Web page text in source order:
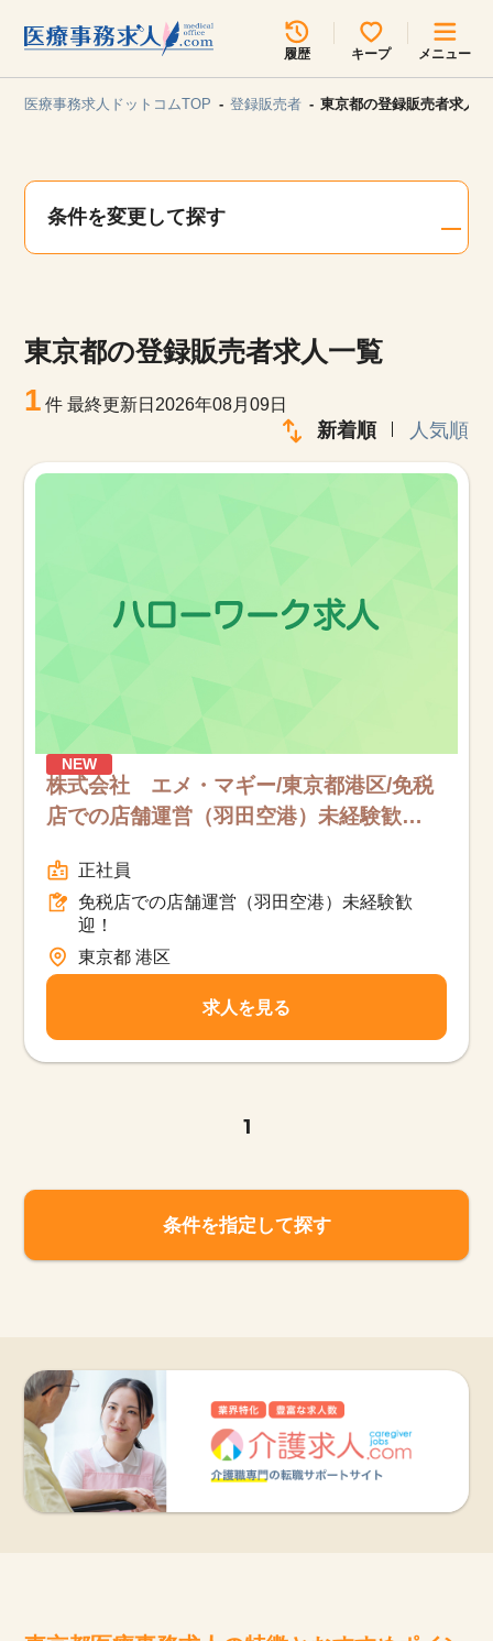
履歴 キープ メニュー
見学会・イベント情報
よくあるご質問
人材をお探しの医療機関・企業様
運営会社
医療事務求人ドットコムTOP 登録販売者 東京都の登録販売者求人
条件を変更して探す
東京都の登録販売者求人一覧
1 件最終更新日2026年08月09日
新着順 人気順
NEW
株式会社 エメ・マギー/東京都港区/免税
店での店舗運営（羽田空港）未経験歓
正社員
免税店での店舗運営（羽田空港）未経験歓
迎！
東京都 港区
求人を見る
1
条件を指定して探す
所在地のエリアを選択してください
各支店担当よりご連絡させていただきます。
関東
甲信越・北陸 中国・四国